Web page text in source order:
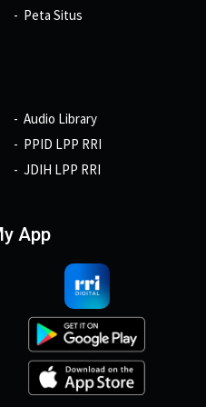
Peta Situs
Audio Library
PPID LPP RRI
JDIH LPP RRI
App